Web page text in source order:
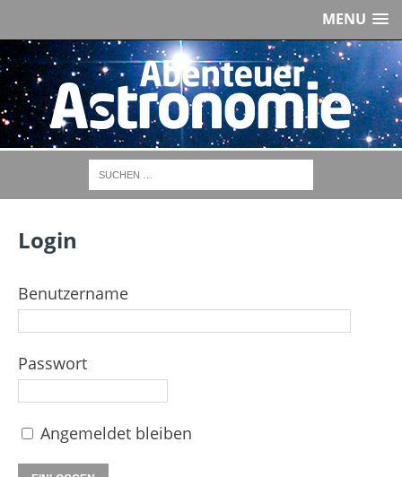
MENU
Login
Benutzername
Passwort
Angemeldet bleiben